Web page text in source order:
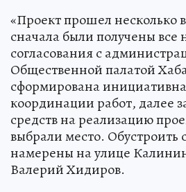
«Проект прошел несколько
сначала были получены все
согласования с
Общественной палатой
сформирована
координации работ, далее
средств на реализацию
выбрали место. Обустроить
намерены на улице
Валерий Хидиров.